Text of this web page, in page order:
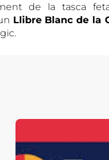
de la tasca
Llibre Blanc de la